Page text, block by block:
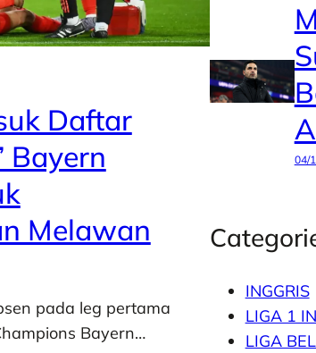
Daftar
Bayern
Melawan
pada leg pertama
Bayern…
04/
INGGRIS
LIGA 1
LIGA